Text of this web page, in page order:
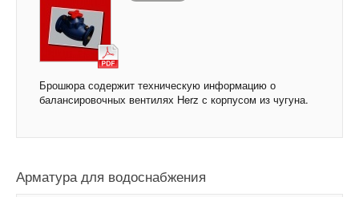
Брошюра содержит техническую информацию о
балансировочных вентилях Herz с корпусом из чугуна.
Арматура для водоснабжения